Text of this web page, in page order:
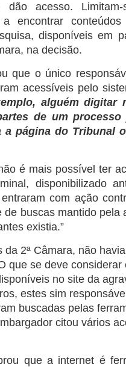
dão acesso.
a encontrar
disponíveis em
na decisão.
que o único
acessíveis pelo
alguém digitar
de um processo
a página do Tribunal
é mais possível ter
disponibilizado
com ação
buscas mantido pela
existia.”
da 2ª Câmara, não
que se deve
no site da
estes sim
buscadas pelas
citou vários
que a internet é